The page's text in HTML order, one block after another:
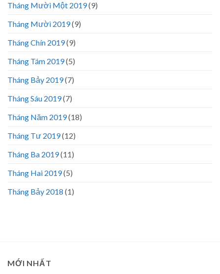
Tháng Mười Một 2019(9)
Tháng Mười 2019(9)
Tháng Chín 2019(9)
Tháng Tám 2019(5)
Tháng Bảy 2019(7)
Tháng Sáu 2019(7)
Tháng Năm 2019(18)
Tháng Tư 2019(12)
Tháng Ba 2019(11)
Tháng Hai 2019(5)
Tháng Bảy 2018 (1)
MỚI NHẤT